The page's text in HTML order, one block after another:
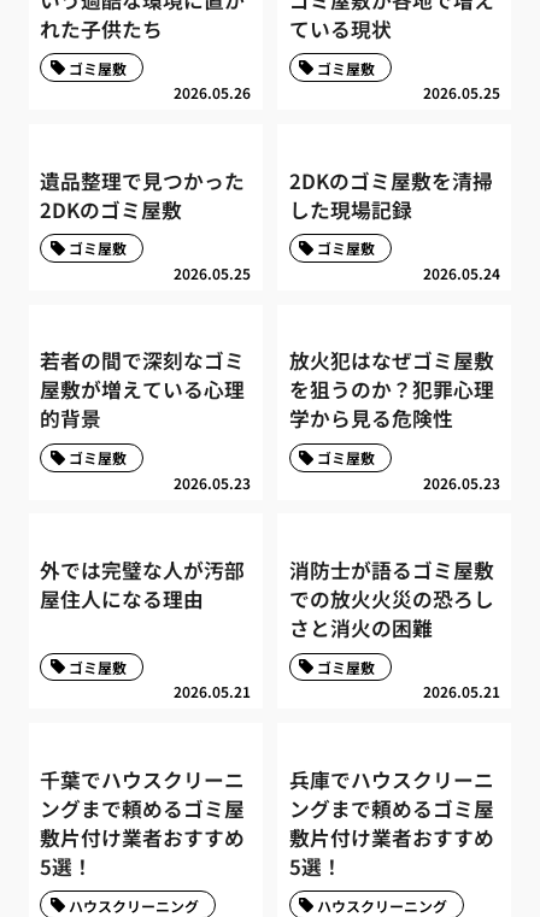
れた子供たち
2026.05.26
ゴミ屋敷
ている現状
2026.05.25
ゴミ屋敷
遺品整理で見つかった
2DKのゴミ屋敷
2026.05.25
ゴミ屋敷
2DKのゴミ屋敷を清掃
した現場記録
2026.05.24
ゴミ屋敷
若者の間で深刻なゴミ
屋敷が増えている心理
的背景
2026.05.23
ゴミ屋敷
放火犯はなぜゴミ屋敷
を狙うのか？犯罪心理
学から見る危険性
2026.05.23
ゴミ屋敷
外では完璧な人が汚部
屋住人になる理由
2026.05.21
ゴミ屋敷
消防士が語るゴミ屋敷
での放火火災の恐ろし
さと消火の困難
2026.05.21
ゴミ屋敷
千葉でハウスクリーニ
ングまで頼めるゴミ屋
敷片付け業者おすすめ
5選！
ハウスクリーニング
兵庫でハウスクリーニ
ングまで頼めるゴミ屋
敷片付け業者おすすめ
5選！
ハウスクリーニング